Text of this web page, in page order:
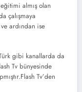
almış olan
çalışmaya
ardından ise
gibi kanallarda da
Tv bünyesinde
Tv’den